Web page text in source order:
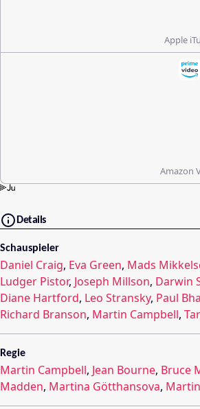
Apple
Amazon
Details
Schauspieler
Daniel Craig, Eva Green, Mads
Ludger Pistor, Joseph Millson, Darwin
Diane Hartford, Leo Stransky, Paul
Richard Branson, Martin Campbell,
Regie
Martin Campbell, Jean Bourne, Bruce
Madden, Martina Götthansova,